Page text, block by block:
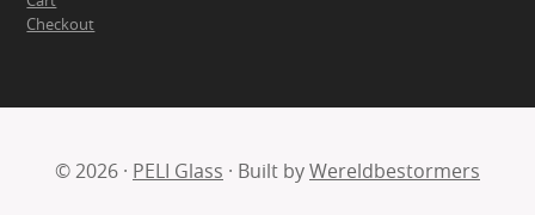
Checkout
© 2026 · PELI Glass · Built byWereldbestormers